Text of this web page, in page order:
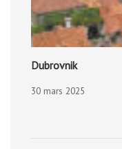
Dubrovnik
30 mars 2025